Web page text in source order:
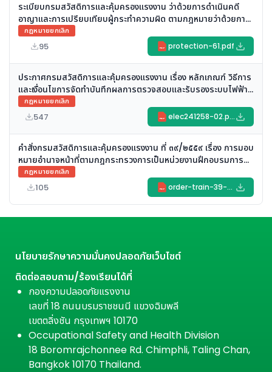
ระเบียบกรมสวัสดิการและคุ้มครองแรงงาน ว่าด้วยการดำเนินคดี
อาญาและการเปรียบเทียบผู้กระทำความผิด ตามกฎหมายว่าด้วยการ
คุ้มครองแรงงานและความปลอดภัยในการทำงาน (ฉบับที่ ๕)
(ยกเลิก)
กฎหมายยกเลิก
95 PDF protection-61.pdf
ประกาศกรมสวัสดิการและคุ้มครองแรงงาน เรื่อง หลักเกณฑ์ วิธีการ
และเงื่อนไขการจัดทําบันทึกผลการตรวจสอบและรับรองระบบไฟฟ้า
และบริภัณฑ์ไฟฟ้า (ยกเลิก)
กฎหมายยกเลิก
547 PDF elec241258-02.pdf
คำสั่งกรมสวัสดิการและคุ้มครองแรงงาน ที่ ๓๙/๒๕๕๙ เรื่อง การมอบ
หมายอำนาจหน้าที่ตามกฎกระทรวงการเป็นหน่วยงานฝึกอบรมการ
ดับเพลิงขั้นต้นและการเป็นหน่วยงานฝึกซ้อมดับเพลิงและฝึกซ้อม
อพยพหนีไฟ พ.ศ. ๒๕๕๖ (ยกเลิก)
กฎหมายยกเลิก
105 PDF order-train-39-2559.pdf
นโยบายรักษาความมั่นคงปลอดภัยเว็บไซต์
ติดต่อสอบถาม/ร้องเรียนได้ที่
กองความปลอดภัยแรงงาน
เลขที่ 18 ถนนบรมราชชนนี แขวงฉิมพลี
เขตตลิ่งชัน กรุงเทพฯ 10170
Occupational Safety and Health Division
18 Boromrajchonnee Rd. Chimphli, Taling Chan,
Bangkok 10170 Thailand.